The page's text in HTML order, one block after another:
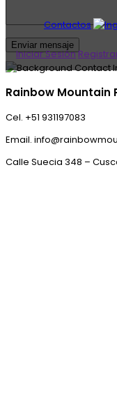
Contactos
Iniciar Sesión
Rainbow Mountain
Cel. +51 931197083
Email.
Calle Suecia 348 –